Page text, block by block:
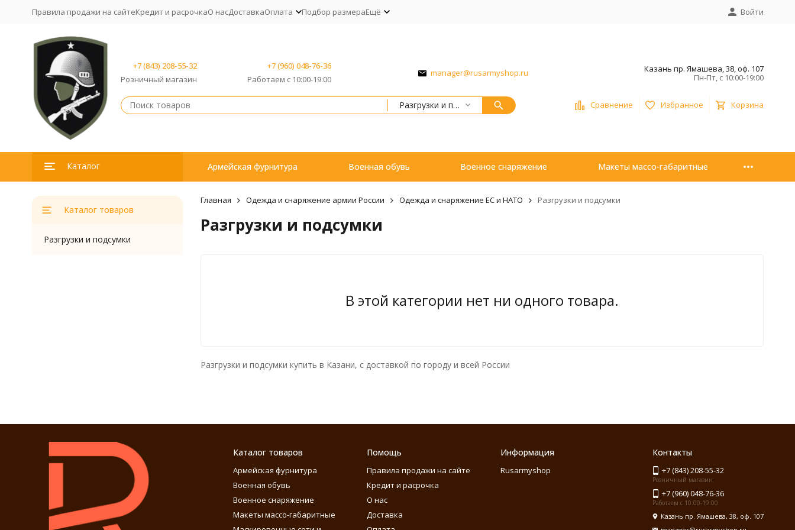
Правила продажи на сайтеКредит и расрочкаО насДоставкаОплата Подбор размераЕщё Войти
+7 (843) 208-55-32
Розничный магазин
+7 (960) 048-76-36
Работаем с 10:00-19:00
manager@rusarmyshop.ru
Казань пр. Ямашева, 38, оф. 107
Пн-Пт, с 10:00-19:00
Разгрузки и подсумки Сравнение Избранное Корзина
Каталог Армейская фурнитура Военная обувь Военное снаряжение Макеты массо-габаритные
Главная Одежда и снаряжение армии России Одежда и снаряжение ЕС и НАТО Разгрузки и подсумки
Разгрузки и подсумки
В этой категории нет ни одного товара.
Разгрузки и подсумки купить в Казани, с доставкой по городу и всей России
Каталог товаров
Разгрузки и подсумки
Каталог товаров
Армейская фурнитура
Военная обувь
Военное снаряжение
Макеты массо-габаритные
Помощь
Правила продажи на сайте
Кредит и расрочка
О нас
Доставка
Информация
Rusarmyshop
Контакты
+7 (843) 208-55-32
Розничный магазин
+7 (960) 048-76-36
Работаем с 10:00-19:00
Казань пр. Ямашева, 38, оф. 107